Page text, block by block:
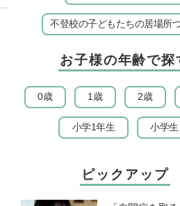
不登校の子どもたちの居場所
お子様の年齢で探
0歳 1歳 2歳
小学1年生 小学生
ピックアップ